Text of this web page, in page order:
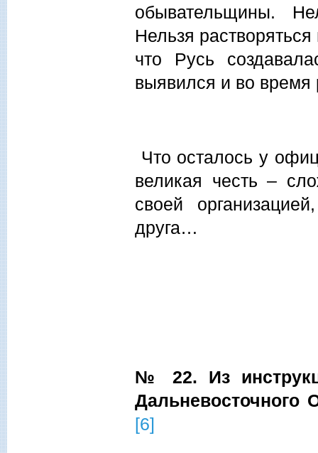
обывательщины.
Нельзя
что Русь
выявился и во время
Что осталось у
великая честь –
своей
друга…
№ 22. Из
Дальневосточного
[6]